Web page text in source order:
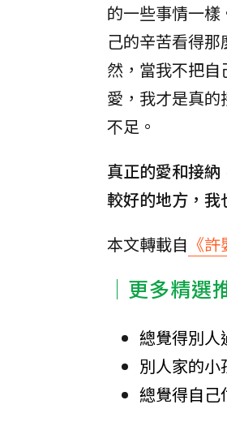
的一些事情一
己的辛苦看得
然，當我不把
愛，我才是真
不足。
真正的愛和接
較好的地方，我
本文轉載自 《
│更多精
總覺得別人
別人家的小
總覺得自己